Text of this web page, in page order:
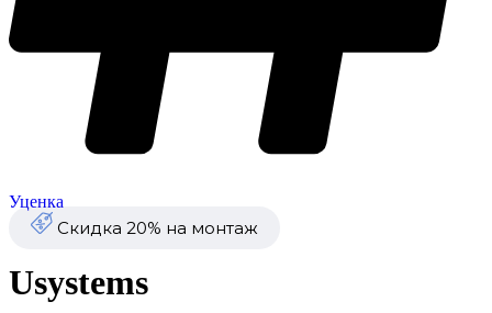
Уценка
Скидка 20% на монтаж
Usystems